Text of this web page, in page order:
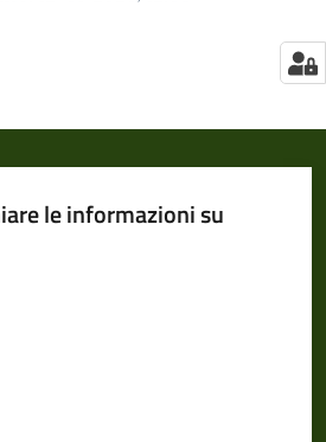
le informazioni su